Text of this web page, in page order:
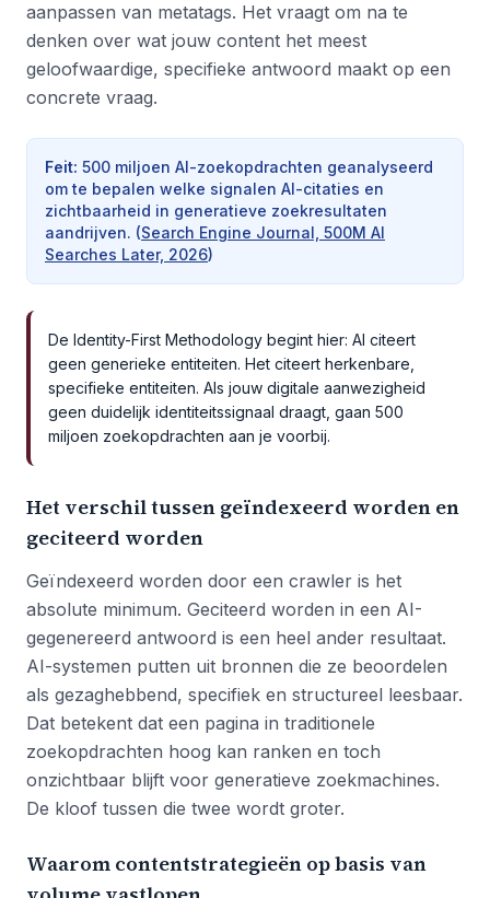
aanpassen van metatags. Het vraagt om na te
denken over wat jouw content het meest
geloofwaardige, specifieke antwoord maakt op een
concrete vraag.
Feit: 500 miljoen AI-zoekopdrachten geanalyseerd
om te bepalen welke signalen AI-citaties en
zichtbaarheid in generatieve zoekresultaten
aandrijven. (Search Engine Journal, 500M AI
Searches Later, 2026)
De Identity-First Methodology begint hier: AI citeert
geen generieke entiteiten. Het citeert herkenbare,
specifieke entiteiten. Als jouw digitale aanwezigheid
geen duidelijk identiteitssignaal draagt, gaan 500
miljoen zoekopdrachten aan je voorbij.
Het verschil tussen geïndexeerd worden en
geciteerd worden
Geïndexeerd worden door een crawler is het
absolute minimum. Geciteerd worden in een AI-
gegenereerd antwoord is een heel ander resultaat.
AI-systemen putten uit bronnen die ze beoordelen
als gezaghebbend, specifiek en structureel leesbaar.
Dat betekent dat een pagina in traditionele
zoekopdrachten hoog kan ranken en toch
onzichtbaar blijft voor generatieve zoekmachines.
De kloof tussen die twee wordt groter.
Waarom contentstrategieën op basis van